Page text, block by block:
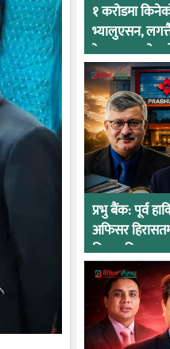
१ करोडमा
भ्यालुएसन,
केसमा प्रभुको
प्रभु बैंक: पूर्व
अफिसर
नियामकीय